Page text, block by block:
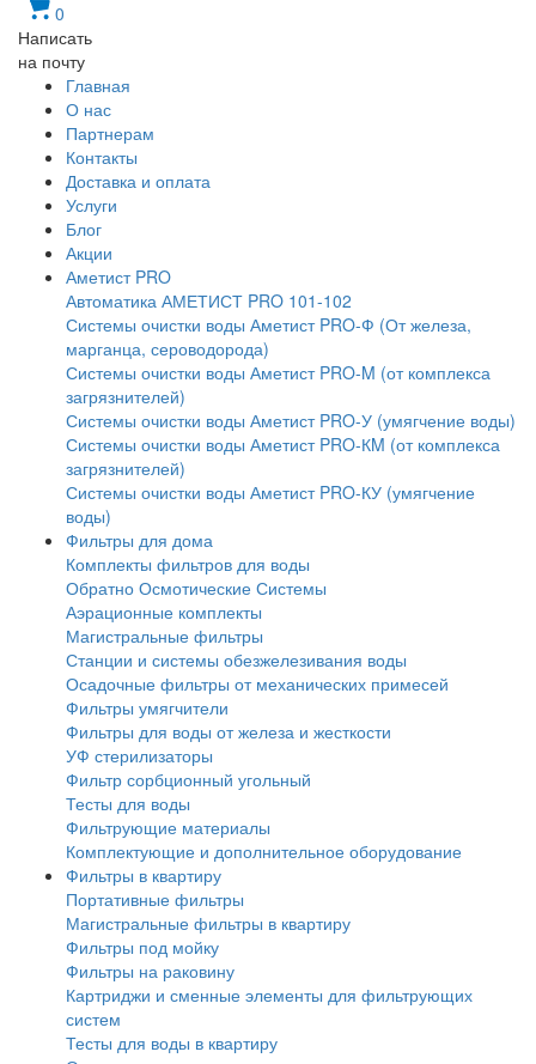
0
Написать
на почту
Главная
О нас
Партнерам
Контакты
Доставка и оплата
Услуги
Блог
Акции
Аметист PRO
Автоматика АМЕТИСТ PRO 101-102
Системы очистки воды Аметист PRO-Ф (От железа,
марганца, сероводорода)
Системы очистки воды Аметист PRO-M (от комплекса
загрязнителей)
Системы очистки воды Аметист PRO-У (умягчение воды)
Системы очистки воды Аметист PRO-КM (от комплекса
загрязнителей)
Системы очистки воды Аметист PRO-КУ (умягчение
воды)
Фильтры для дома
Комплекты фильтров для воды
Обратно Осмотические Системы
Аэрационные комплекты
Магистральные фильтры
Станции и системы обезжелезивания воды
Осадочные фильтры от механических примесей
Фильтры умягчители
Фильтры для воды от железа и жесткости
УФ стерилизаторы
Фильтр сорбционный угольный
Тесты для воды
Фильтрующие материалы
Комплектующие и дополнительное оборудование
Фильтры в квартиру
Портативные фильтры
Магистральные фильтры в квартиру
Фильтры под мойку
Фильтры на раковину
Картриджи и сменные элементы для фильтрующих
систем
Тесты для воды в квартиру